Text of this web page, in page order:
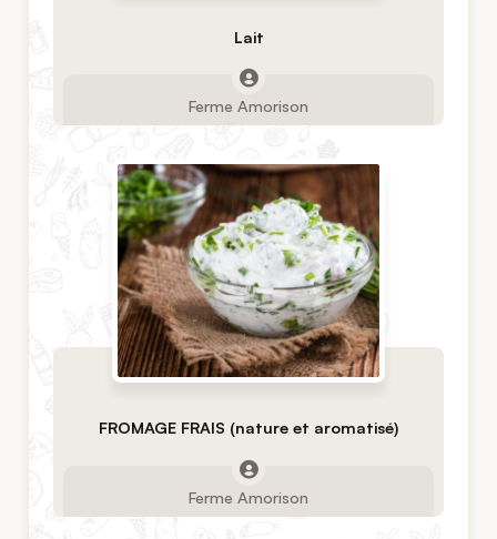
Lait
Ferme Amorison
FROMAGE FRAIS (nature et aromatisé)
Ferme Amorison